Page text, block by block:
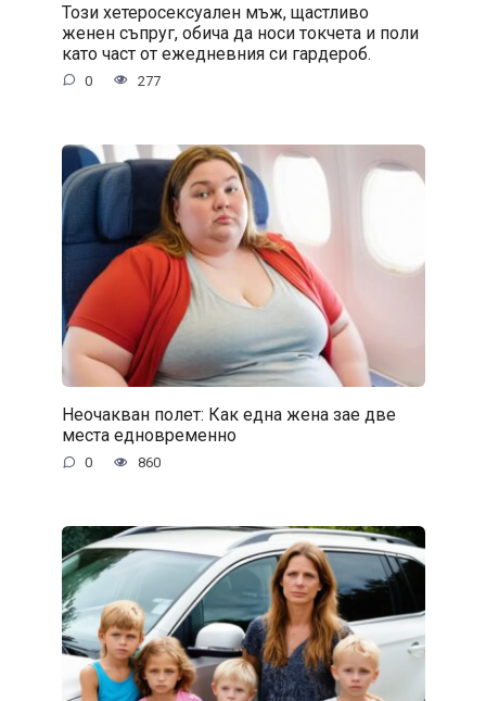
Този хетеросексуален мъж, щастливо
женен съпруг, обича да носи токчета и поли
като част от ежедневния си гардероб.
0 277
Неочакван полет: Как една жена зае две
места едновременно
0 860